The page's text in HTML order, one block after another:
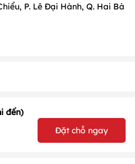
P. Lê Đại Hành, Q. Hai Bà
đến)
Đặt chỗ ngay